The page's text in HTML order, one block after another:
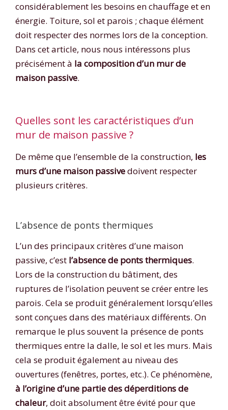
considérablement les besoins en chauffage et en
énergie. Toiture, sol et parois ; chaque élément
doit respecter des normes lors de la conception.
Dans cet article, nous nous intéressons plus
précisément à la composition d’un mur de
maison passive.
Quelles sont les caractéristiques d’un
mur de maison passive ?
De même que l’ensemble de la construction, les
murs d’une maison passivedoivent respecter
plusieurs critères.
L’absence de ponts thermiques
L’un des principaux critères d’une maison
passive, c’est l’absence de ponts thermiques.
Lors de la construction du bâtiment, des
ruptures de l’isolation peuvent se créer entre les
parois. Cela se produit généralement lorsqu’elles
sont conçues dans des matériaux différents. On
remarque le plus souvent la présence de ponts
thermiques entre la dalle, le sol et les murs. Mais
cela se produit également au niveau des
ouvertures (fenêtres, portes, etc.). Ce phénomène,
à l’origine d’une partie des déperditions de
chaleur, doit absolument être évité pour que